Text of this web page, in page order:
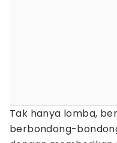
Tak hanya lomba,
berbondong-